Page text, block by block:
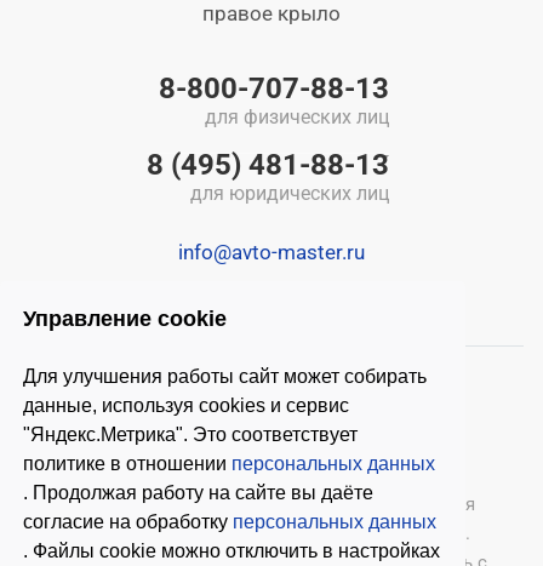
Управление cookie
Для улучшения работы сайт может собирать
данные, используя cookies и сервис
"Яндекс.Метрика". Это соответствует
политике в отношении персональных данных
. Продолжая работу на сайте вы даёте
согласие на обработку персональных данных
. Файлы cookie можно отключить в настройках
правое крыло
8-800-707-88-13
для физических лиц
8 (495) 481-88-13
для юридических лиц
info@avto-master.ru
© 2026 ООО «Автомастер» — оборудование для
автосервиса, шиномонтажное оборудование.